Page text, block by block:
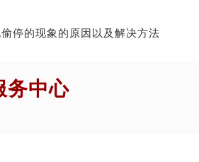
停的现象的原因以及解决方法
务中心